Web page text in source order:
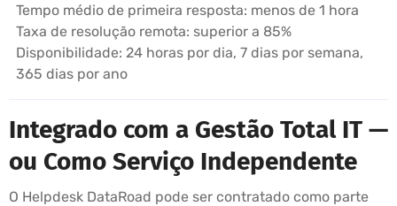
Tempo médio de primeira resposta: menos de 1 hora
Taxa de resolução remota: superior a 85%
Disponibilidade: 24 horas por dia, 7 dias por semana,
365 dias por ano
Integrado com a Gestão Total IT —
ou Como Serviço Independente
O Helpdesk DataRoad pode ser contratado como parte